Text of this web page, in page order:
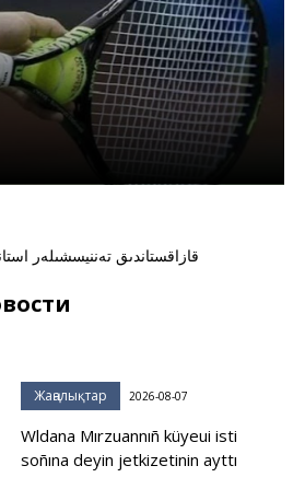
قازاقستاندىق تەننيسشىلەر
Жаңалықтар 2026-08-07
Wldana Mırzuannıñ küyeui isti
soñına deyin jetkizetinin ayttı